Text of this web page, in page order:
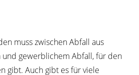
muss zwischen Abfall aus
und gewerblichem Abfall, für den
gibt. Auch gibt es für viele